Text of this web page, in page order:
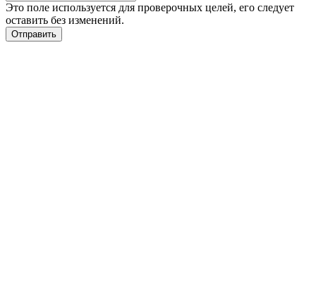
Это поле используется для проверочных целей, его следует
оставить без изменений.